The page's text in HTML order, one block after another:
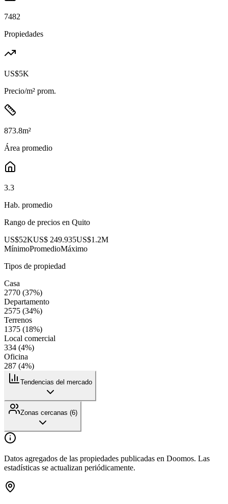
7482
Propiedades
US$5K
Precio/m² prom.
873.8m²
Área promedio
3.3
Hab. promedio
Rango de precios en Quito
US$52KUS$ 249.935US$1.2M
MínimoPromedioMáximo
Tipos de propiedad
Casa
2770 (37%)
Departamento
2575 (34%)
Terrenos
1375 (18%)
Local comercial
334 (4%)
Oficina
287 (4%)
Tendencias del mercado
Zonas cercanas (6)
Datos agregados de las propiedades publicadas en Doomos. Las
estadísticas se actualizan periódicamente.